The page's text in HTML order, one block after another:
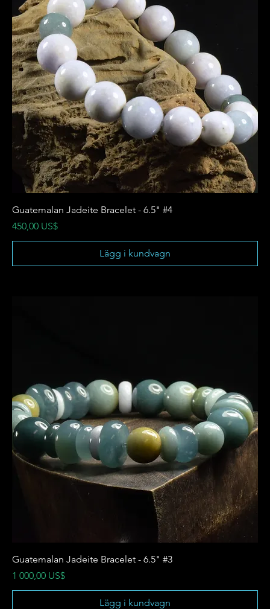
Guatemalan Jadeite Bracelet - 6.5" #4
Pris
450,00 US$
Lägg i kundvagn
Guatemalan Jadeite Bracelet - 6.5" #3
Pris
1 000,00 US$
Lägg i kundvagn